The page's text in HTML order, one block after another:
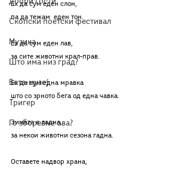
Скопски поетски фестивал
Музика
Што има низ град?
Бета-музеј
Тригер
Го зборевме ова?
Ех да сум еден слон,
па да тежам  еден тон.
Ех да сум еден лав,
за сите животни крал-прав.
Ех да сум една мравка
што со зрното бега од една чавка.
Зимата е ладна,
за некои животни сезона гадна.
Оставете надвор храна,